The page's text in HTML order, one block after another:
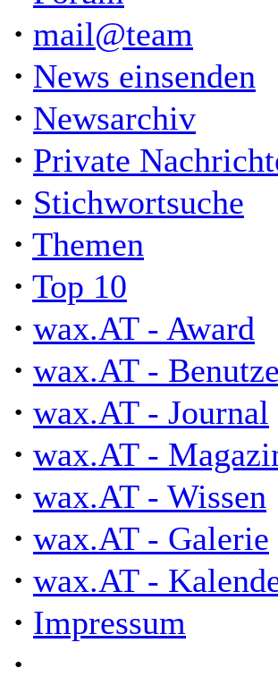
· mail@team
· News einsenden
· Newsarchiv
· Private
· Stichwortsuche
· Themen
· Top 10
· wax.AT - Award
· wax.AT -
· wax.AT - Journal
· wax.AT -
· wax.AT - Wissen
· wax.AT - Galerie
· wax.AT -
· Impressum
·